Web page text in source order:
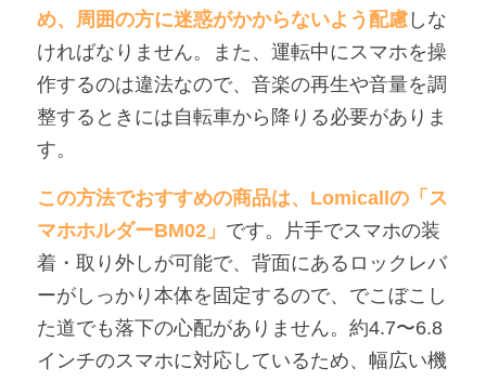
め、周囲の方に迷惑がかからないよう配慮 しな
ければなりません。また、運転中にスマホを操
作するのは違法なので、音楽の再生や音量を調
整するときには自転車から降りる必要がありま
す。
この方法でおすすめの商品は、Lomicallの「ス
マホホルダーBM02」 です。片手でスマホの装
着・取り外しが可能で、背面にあるロックレバ
ーがしっかり本体を固定するので、でこぼこし
た道でも落下の心配がありません。約4.7〜6.8
インチのスマホに対応しているため、幅広い機